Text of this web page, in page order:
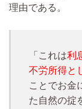
理由である。
「これは利
不労所得と
ことでお金
た自然の掟